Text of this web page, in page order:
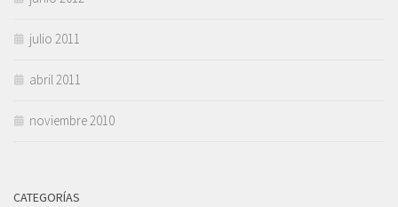
julio 2011
abril 2011
noviembre 2010
CATEGORÍAS